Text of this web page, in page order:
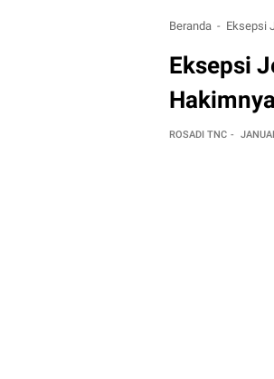
Beranda Eksepsi
Eksepsi
ROSADI TNC